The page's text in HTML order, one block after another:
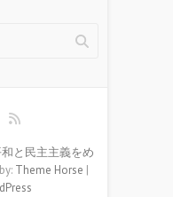
和と民主主義をめ
Theme Horse |